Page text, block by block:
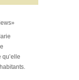
qu’elle